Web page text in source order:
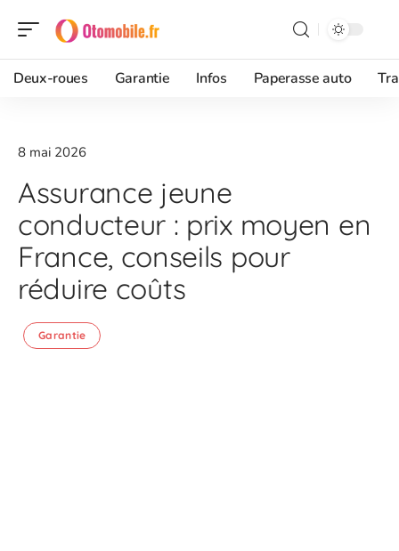
Deux-roues Garantie Infos Paperasse auto
8 mai 2026
Assurance jeune
conducteur : prix moyen en
France, conseils pour
réduire coûts
Garantie